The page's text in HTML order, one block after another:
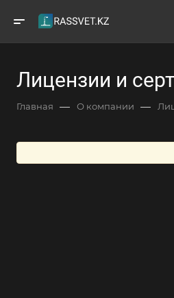
Лицензии и
Главная — О компании —